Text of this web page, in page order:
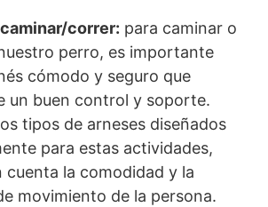
correr: para caminar o
perro, es importante
cómodo y seguro que
un buen control y soporte.
tipos de arneses diseñados
para estas actividades,
cuenta la comodidad y la
movimiento de la persona.